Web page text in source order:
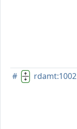
#
rdamt:1002